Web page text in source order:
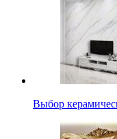
Выбор